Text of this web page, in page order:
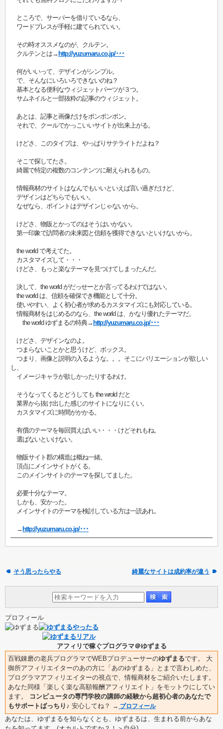
ところで、サーバーを借りているなら、
ワードプレスが手軽に建てられていい。
その時オススメなのが、クルテン。
クルテンとは→ http://yuzumaru.co.jp/･･･
何がいいって、デザインがシンプル。
で、そんなにいろいろできないのね？
基本となる便利なウィジェットパーツが３つ。
サムネイルと一部抜粋の記事のウィジェット。
あとは、記事と画像だけをポンポンポン。
それで、クールでかっこいいサイトが出来上がる。
けどさ、このタイプは、やっぱりサテライトだよね？
そこで探してたさ。
綺麗で特定の複数のコンテンツに耐えられるもの。
情報商材のサイトはなんでもいいといえば言い過ぎだけど、
デザインはどちらでもいい。
なぜなら、ポイントはデザインじゃないから。
けどさ、物販とかってのはそうはいかない。
第一印象で訪問者の未来図と信頼を獲得できないといけないから。
the world で考えてた。
カスタマイズして・・・
けどさ、もっと楽なテーマを見つけてしまったんだ。
決して、the world がだっせーとか言ってるわけではない。
the world は、信頼を確保でき機能として十分。
使いやすい、よく初心者が求めるカスタマイズにも対応している。
情報商材をはじめるのなら、the world は、かなり優れたテーマだ。
the world ゆずまるの特典→ http://yuzumaru.co.jp/･･･
けどさ、デザインなのよ。
つまらないことかと思うけど、ボックス。
つまり、画像と説明の入るような。。。そこにバリエーションが欲しい
し、
イメージキャラが欲しかったりするわけ。
そうなってくるとどうしても the wrold だと
業界から抜け出した感じのサイトになりにくい。
カスタマイズに時間がかかる。
有償のテーマを毎回買えばいい・・・けどそれもね。
選ばないといけない。
物販サイト郡の構造は概ね一緒。
頂点にメインサイトがくる。
このメインサイトのテーマを探してました。
必要十分なテーマ。
しかも、安かった。
メインサイトのテーマを検討している方は一読あれ。
→ http://yuzumaru.co.jp/･･･
そう思ったらやる 綺麗なサイトは成約率が違う
プロフィール
アフィリで稼ぐプログラマ＠ゆずまる
百戦錬磨の老兵プログラマでWEBプロデューサーのゆずまるです。 大
御所アフィリエイターのあの方に「あのゆずまる」とまで言わしめた、
プログラマアフィリエイターの視点で、情報商材をご紹介いたします。
あなた同様「楽しく楽な高額報酬アフィリエイト」をモットウにしてい
ます。
コンピュータの専門学校の講師の経験から超初心者のあなたで
もサポートばっちり♪ 安心してね？ → プロフィール
あなたは、ゆずまるを知らなくとも、ゆずまるは、生まれる前からあな